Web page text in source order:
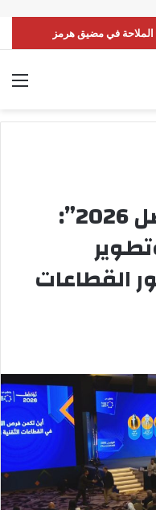
في مضيق هرمز
متحدثون في “تواصل 2026”:
القطاعات